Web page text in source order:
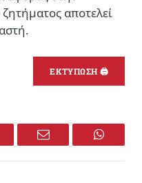
αποτελεί
ΕΚΤΥΠΩΣΗ 🖨
Email